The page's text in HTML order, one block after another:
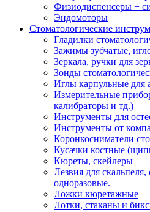
Физиодиспенсеры +
Эндомоторы
Стоматологические
Гладилки
Зажимы зубчатые,
Зеркала, ручки для
Зонды
Иглы карпульные для
Измерительные
калибраторы и тд.)
Инструменты для
Инструменты от
Коронкосниматели
Кусачки костные
Кюреты, скейлеры
Лезвия для скальпеля,
одноразовые.
Ложки кюретажные
Лотки, стаканы и